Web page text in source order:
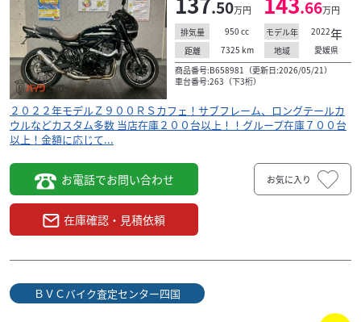
.50万円 .66万円
排気量 950 cc モデル年 2022年
距離 7325 km 地域
愛媛県
商品番号:B658981（更新日:2026/05/21）
車台番号:263（下3桁）
２０２２年モデルＺ９００ＲＳカフェ！サブフレーム、ロングテールカ
ウルなどカスタム多数 当店在庫２００台以上！！グループ在庫７００台
以上！金額に応じて...
お電話でお問い合わせ
在庫確認・見積依頼
お気に入り
ＢＶＣバイク査定センター四国